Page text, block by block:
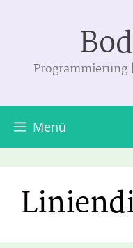
springenProgrammierung
Menü